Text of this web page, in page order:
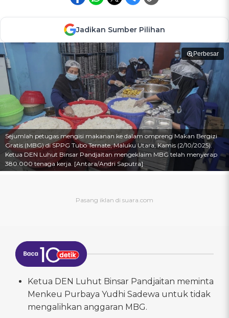
Jadikan Sumber Pilihan
Perbesar
Sejumlah petugas mengisi makanan ke dalam ompreng Makan Bergizi
Gratis (MBG) di SPPG Tubo Ternate, Maluku Utara, Kamis (2/10/2025).
Ketua DEN Luhut Binsar Pandjaitan mengeklaim MBG telah menyerap
380.000 tenaga kerja. [Antara/Andri Saputra]
Ketua DEN Luhut Binsar Pandjaitan meminta
Menkeu Purbaya Yudhi Sadewa untuk tidak
mengalihkan anggaran MBG.